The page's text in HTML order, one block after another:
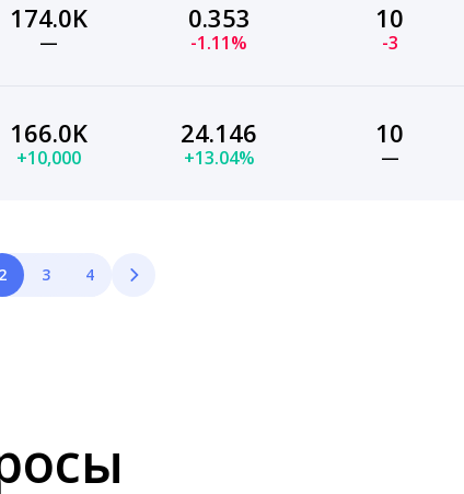
174.0K
—
0.353
-1.11%
10
-3
166.0K
+10,000
24.146
+13.04%
10
—
2 3 4